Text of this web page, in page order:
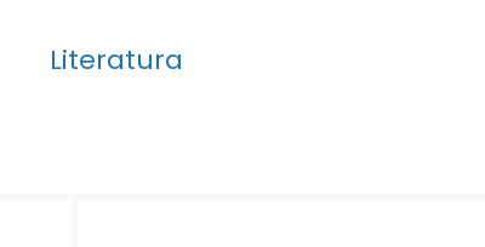
Literatura